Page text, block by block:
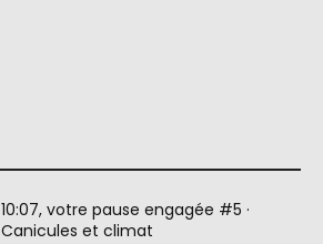
10:07, votre pause engagée #5 ·
Canicules et climat